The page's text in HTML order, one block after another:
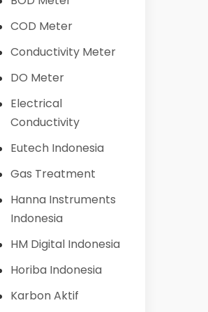
COD Meter
Conductivity Meter
DO Meter
Electrical
Conductivity
Eutech Indonesia
Gas Treatment
Hanna Instruments
Indonesia
HM Digital Indonesia
Horiba Indonesia
Karbon Aktif